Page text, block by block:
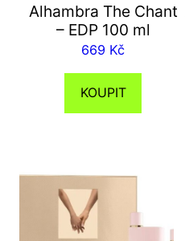
Alhambra The Chant
– EDP 100 ml
669 Kč
KOUPIT